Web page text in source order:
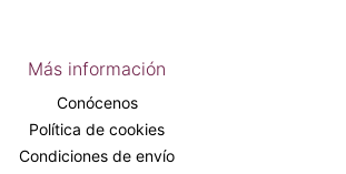
Más información
Conócenos
Política de cookies
Condiciones de envío